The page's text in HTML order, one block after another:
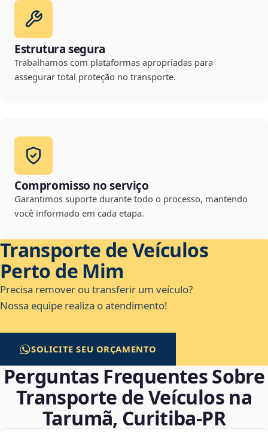
Estrutura segura
Trabalhamos com plataformas apropriadas para
assegurar total proteção no transporte.
Compromisso no serviço
Garantimos suporte durante todo o processo, mantendo
você informado em cada etapa.
Transporte de Veículos
Perto de Mim
Precisa remover ou transferir um veículo?
Nossa equipe realiza o atendimento!
SOLICITE SEU ORÇAMENTO
Perguntas Frequentes Sobre
Transporte de Veículos na
Tarumã, Curitiba‑PR